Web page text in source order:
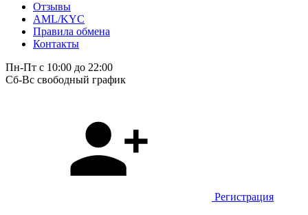
Отзывы
AML/KYC
Правила обмена
Контакты
Пн-Пт с 10:00 до 22:00
Сб-Вс свободный график
Регистрация